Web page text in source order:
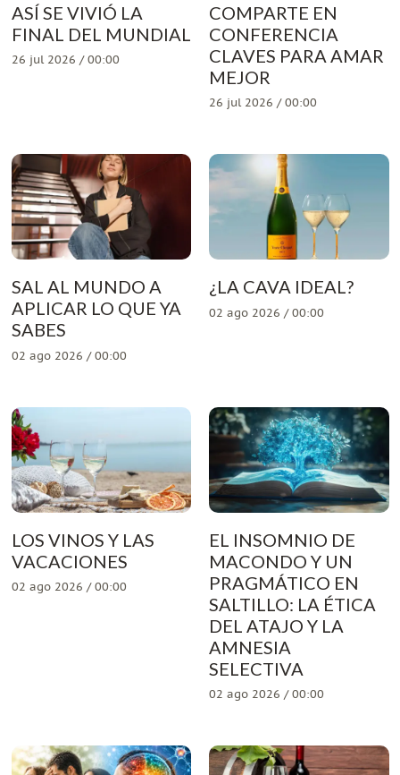
ASÍ SE VIVIÓ LA
FINAL DEL MUNDIAL
26 jul 2026 / 00:00
COMPARTE EN
CONFERENCIA
CLAVES PARA AMAR
MEJOR
26 jul 2026 / 00:00
SAL AL MUNDO A
APLICAR LO QUE YA
SABES
02 ago 2026 / 00:00
¿LA CAVA IDEAL?
02 ago 2026 / 00:00
LOS VINOS Y LAS
VACACIONES
02 ago 2026 / 00:00
EL INSOMNIO DE
MACONDO Y UN
PRAGMÁTICO EN
SALTILLO: LA ÉTICA
DEL ATAJO Y LA
AMNESIA
SELECTIVA
02 ago 2026 / 00:00